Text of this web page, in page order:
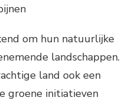
om hun natuurlijke
landschappen.
land ook een
groene initiatieven